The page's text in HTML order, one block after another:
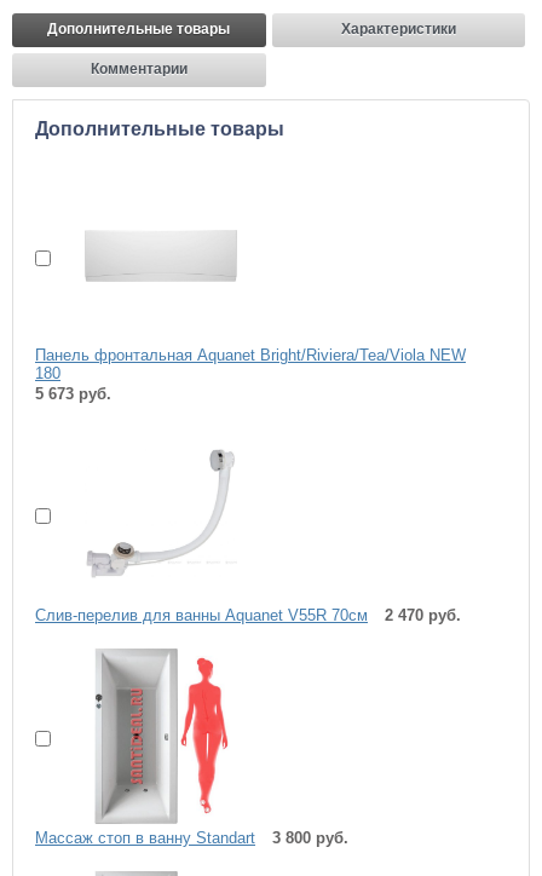
Дополнительные товары Характеристики
Комментарии
Дополнительные товары
Панель фронтальная Aquanet Bright/Riviera/Tea/Viola NEW
180
5 673 руб.
Слив-перелив для ванны Aquanet V55R 70см 2 470 руб.
Массаж стоп в ванну Standart 3 800 руб.